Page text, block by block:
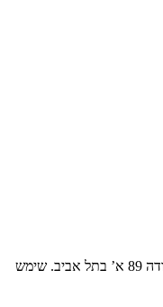
בשנת 1940 היה ממפקדי אצ”ל שפרשו והלכו אחרי אברהם שטרן “יאיר”. במחתרת לח”י השתתף בפעולות רכש ביניהן החרמת הכסף מסניף של בנק אנגלו־פלשתינה (בנק אפ”ק) ששכן ברחוב בן יהודה 89 א’ בתל אביב. שימש